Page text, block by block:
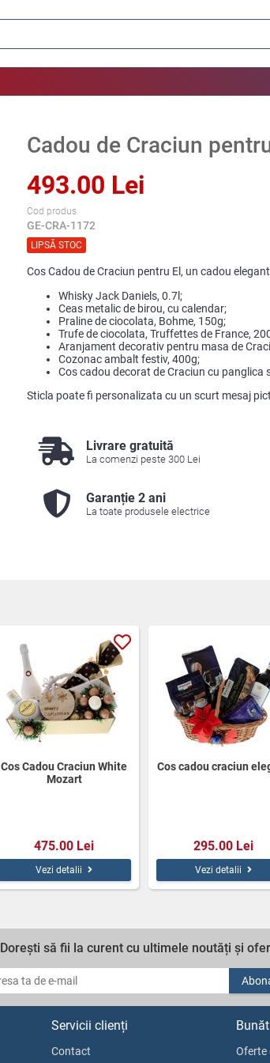
Cadou de Craciun
493.00 Lei
Cod produs
GE-CRA-1172
LIPSĂ STOC
Cos Cadou de Craciun pentru El, un cadou
Whisky Jack Daniels, 0.7l;
Ceas metalic de birou, cu calendar;
Praline de ciocolata, Bohme, 150g;
Trufe de ciocolata, Truffettes de France,
Aranjament decorativ pentru masa de
Cozonac ambalt festiv, 400g;
Cos cadou decorat de Craciun cu panglica
Sticla poate fi personalizata cu un scurt mesaj
Livrare gratuită
La comenzi peste 300 Lei
Garanție 2 ani
La toate produsele electrice
Cos Cadou Craciun White
Mozart
475.00 Lei
Vezi detalii
Cos cadou craciun
295.00 Lei
Vezi detalii
Dorești să fii la curent cu ultimele noutăți și
Servicii clienți
Contact Oferte